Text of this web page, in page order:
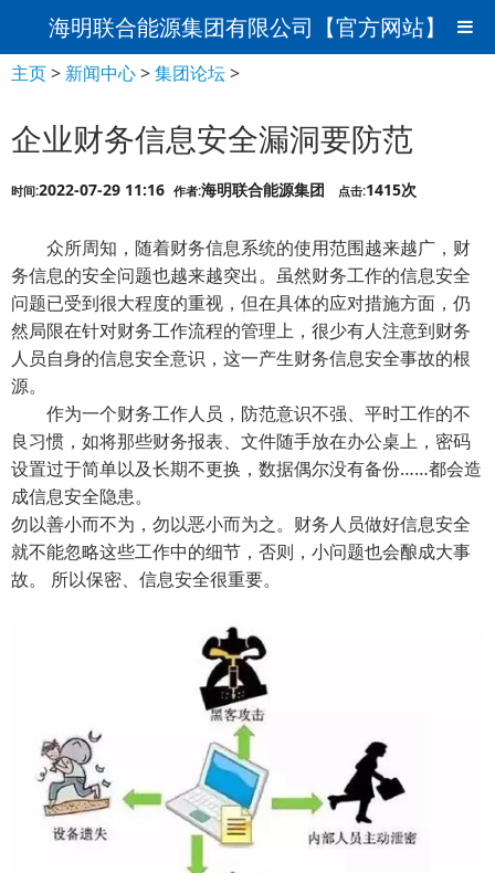
海明联合能源集团有限公司【官方网站】
主页> 新闻中心>集团论坛>
企业财务信息安全漏洞要防范
时间:2022-07-29 11:16 作者:海明联合能源集团 点击:1415次
众所周知，随着财务信息系统的使用范围越来越广，财
务信息的安全问题也越来越突出。虽然财务工作的信息安全
问题已受到很大程度的重视，但在具体的应对措施方面，仍
然局限在针对财务工作流程的管理上，很少有人注意到财务
人员自身的信息安全意识，这一产生财务信息安全事故的根
源。
作为一个财务工作人员，防范意识不强、平时工作的不
良习惯，如将那些财务报表、文件随手放在办公桌上，密码
设置过于简单以及长期不更换，数据偶尔没有备份……都会造
成信息安全隐患。
勿以善小而不为，勿以恶小而为之。财务人员做好信息安全
就不能忽略这些工作中的细节，否则，小问题也会酿成大事
故。 所以保密、信息安全很重要。